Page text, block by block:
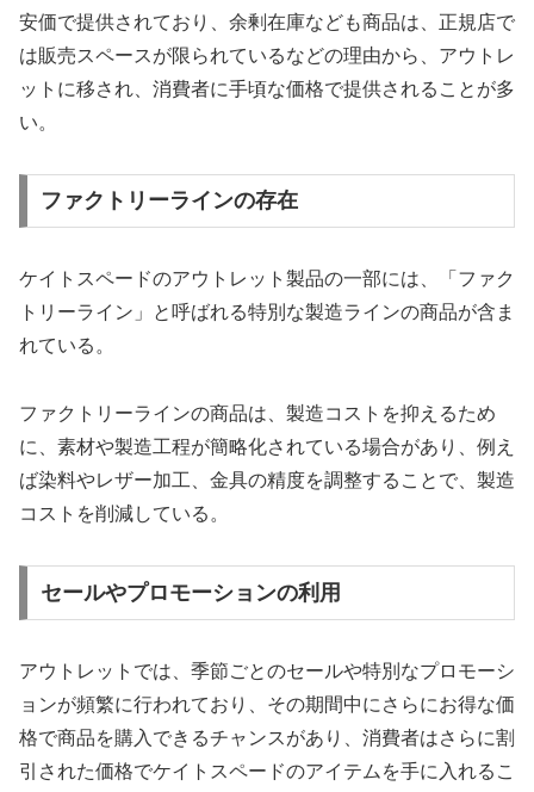
安価で提供されており、余剰在庫なども商品は、正規店で
は販売スペースが限られているなどの理由から、アウトレ
ットに移され、消費者に手頃な価格で提供されることが多
い。
ファクトリーラインの存在
ケイトスペードのアウトレット製品の一部には、「ファク
トリーライン」と呼ばれる特別な製造ラインの商品が含ま
れている。
ファクトリーラインの商品は、製造コストを抑えるため
に、素材や製造工程が簡略化されている場合があり、例え
ば染料やレザー加工、金具の精度を調整することで、製造
コストを削減している。
セールやプロモーションの利用
アウトレットでは、季節ごとのセールや特別なプロモーシ
ョンが頻繁に行われており、その期間中にさらにお得な価
格で商品を購入できるチャンスがあり、消費者はさらに割
引された価格でケイトスペードのアイテムを手に入れるこ